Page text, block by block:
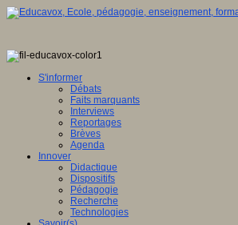
S'informer
Débats
Faits marquants
Interviews
Reportages
Brèves
Agenda
Innover
Didactique
Dispositifs
Pédagogie
Recherche
Technologies